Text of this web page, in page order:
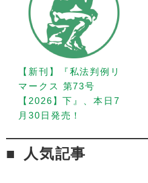
【新刊】『私法判例リ
マークス 第73号
【2026】下』、本日7
月30日発売！
人気記事